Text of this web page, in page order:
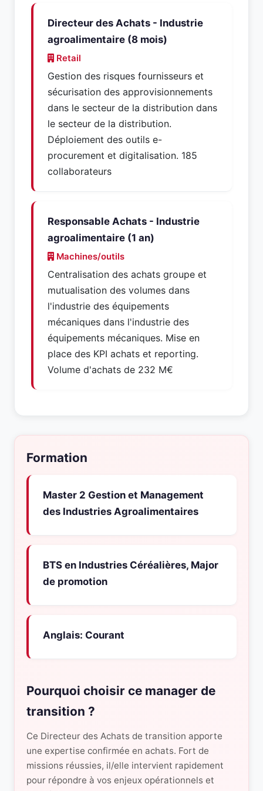
Directeur des Achats - Industrie
agroalimentaire (8 mois)
Retail
Gestion des risques fournisseurs et
sécurisation des approvisionnements
dans le secteur de la distribution dans
le secteur de la distribution.
Déploiement des outils e-
procurement et digitalisation. 185
collaborateurs
Responsable Achats - Industrie
agroalimentaire (1 an)
Machines/outils
Centralisation des achats groupe et
mutualisation des volumes dans
l'industrie des équipements
mécaniques dans l'industrie des
équipements mécaniques. Mise en
place des KPI achats et reporting.
Volume d'achats de 232 M€
Formation
Master 2 Gestion et Management
des Industries Agroalimentaires
BTS en Industries Céréalières, Major
de promotion
Anglais: Courant
Pourquoi choisir ce manager de
transition ?
Ce Directeur des Achats de transition apporte
une expertise confirmée en achats. Fort de
missions réussies, il/elle intervient rapidement
pour répondre à vos enjeux opérationnels et